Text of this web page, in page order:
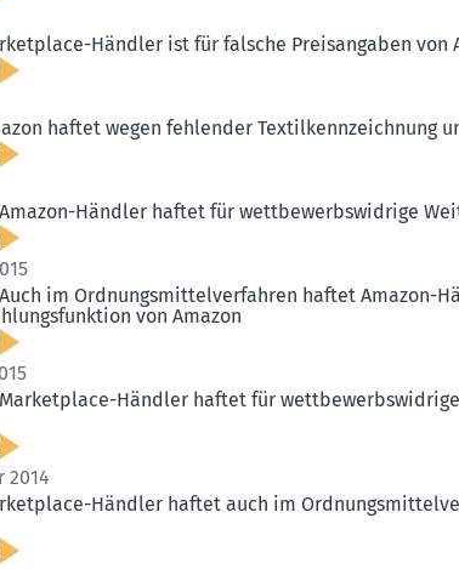
Händler ist für falsche Preis­an­gaben von
haftet wegen fehlender Textil­kenn­zeichnung
Amazon-Händler haftet für wettbe­werbs­widrige
Auch im Ordnungs­mit­tel­ver­fahren haftet Amazon-
von Amazon
Market­place-Händler haftet für
2014
Händler haftet auch im